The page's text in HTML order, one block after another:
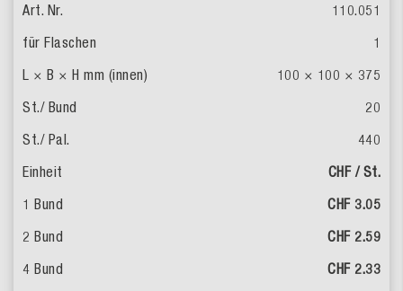
110.051
1
100 × 100 × 375
20
440
CHF / St.
CHF 3.05
CHF 2.59
CHF 2.33